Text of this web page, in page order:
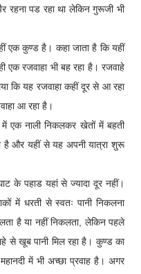
रहना पड रहा था लेकिन गुरूजी भी
एक कुण्ड है। कहा जाता है कि यहीं
एक रजवाहा भी बह रहा है। रजवाहे
कि यह रजवाहा कहीं दूर से आ रहा
आ रहा है।
एक नाली निकलकर खेतों में बहती
है और यहीं से यह अपनी यात्रा शुरू
के पहाड यहां से ज्यादा दूर नहीं।
में धरती से स्वतः पानी निकलना
है या नहीं निकलता, लेकिन पहले
से खूब पानी मिल रहा है। कुण्ड का
में भी अच्छा प्रवाह है। अगर